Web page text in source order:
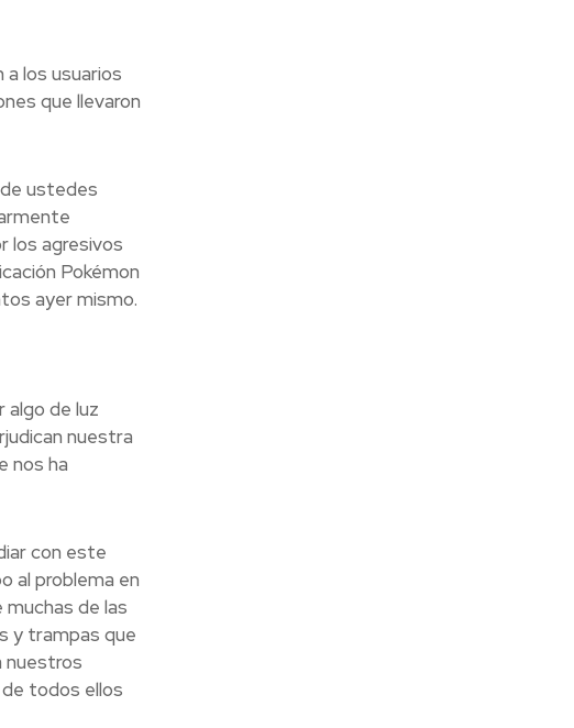
los usuarios
que llevaron
ustedes
los agresivos
Pokémon
ayer mismo.
algo de luz
nuestra
nos ha
con este
al problema en
de las
y trampas que
nuestros
todos ellos